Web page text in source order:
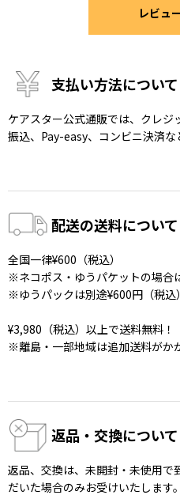
レビュ
支払い方法について
ケアスター公式通販では、クレ
振込、Pay-easy、コンビニ決済な
配送の送料について
全国一律¥600（税込）
※ネコポス・ゆうパケットの場合
※ゆうパックは別途¥600円（税込
¥3,980（税込）以上で送料無料！
※離島・一部地域は追加送料がか
返品・交換について
返品、交換は、未開封・未使用で
だいた場合のみお受けいたします